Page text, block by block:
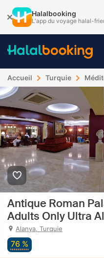
Halalbooking
L'app du voyage halal-
Accueil Turquie
Antique Roman
Adults Only Ultra
Alanya, Turquie
76 %